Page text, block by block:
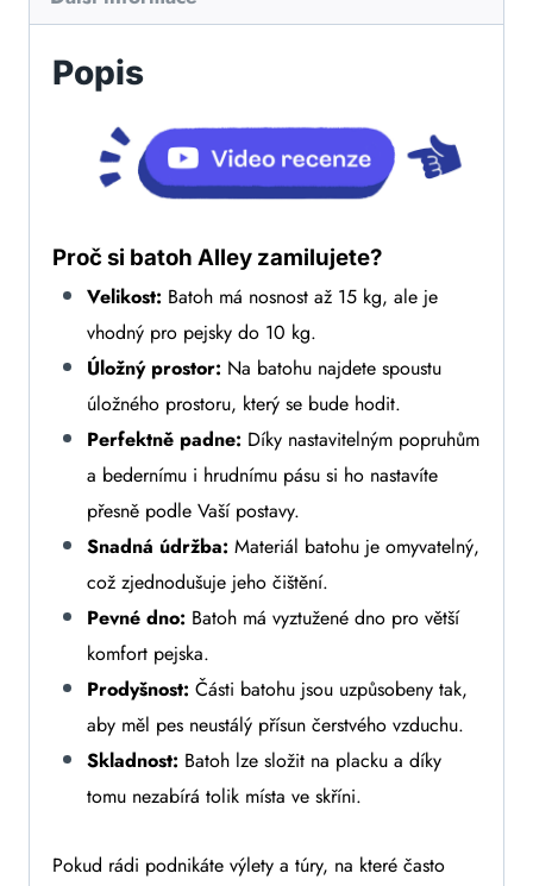
Popis
Proč si batoh Alley zamilujete?
Velikost: Batoh má nosnost až 15 kg, ale je
vhodný pro pejsky do 10 kg.
Úložný prostor: Na batohu najdete spoustu
úložného prostoru, který se bude hodit.
Perfektně padne: Díky nastavitelným popruhům
a bedernímu i hrudnímu pásu si ho nastavíte
přesně podle Vaší postavy.
Snadná údržba: Materiál batohu je omyvatelný,
což zjednodušuje jeho čištění.
Pevné dno: Batoh má vyztužené dno pro větší
komfort pejska.
Prodyšnost: Části batohu jsou uzpůsobeny tak,
aby měl pes neustálý přísun čerstvého vzduchu.
Skladnost: Batoh lze složit na placku a díky
tomu nezabírá tolik místa ve skříni.
Pokud rádi podnikáte výlety a túry, na které často